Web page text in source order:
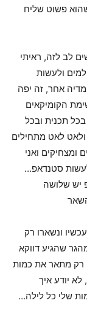
פשוט שליח
לב לזה, ראיתי
ולעשות
אחר, זה יפה
הקומיקאים
תכנית ובכל
לאט מתחילים
ואני
סטנדאפ…
יש שלושה
ונשארו רק
שהגיע דווקא
רק מתאר את כמות
יודע איך
שלי כל לילה…